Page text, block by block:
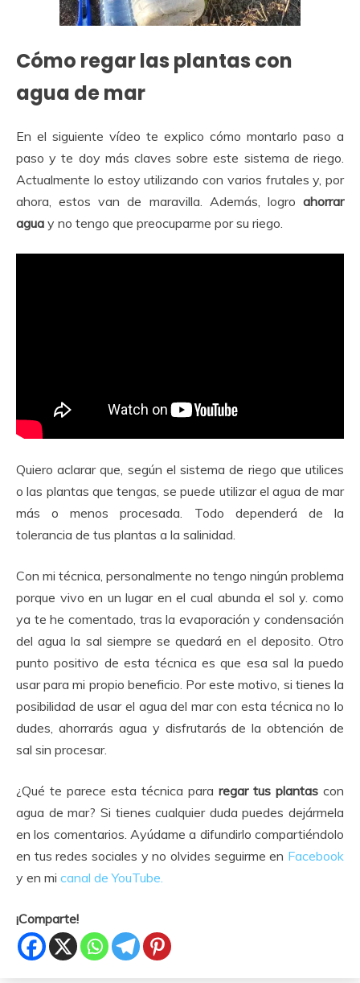
Cómo regar las plantas con
agua de mar
En el siguiente vídeo te explico cómo montarlo paso a
paso y te doy más claves sobre este sistema de riego.
Actualmente lo estoy utilizando con varios frutales y, por
ahora, estos van de maravilla. Además, logro ahorrar
agua y no tengo que preocuparme por su riego.
Quiero aclarar que, según el sistema de riego que utilices
o las plantas que tengas, se puede utilizar el agua de mar
más o menos procesada. Todo dependerá de la
tolerancia de tus plantas a la salinidad.
Con mi técnica, personalmente no tengo ningún problema
porque vivo en un lugar en el cual abunda el sol y. como
ya te he comentado, tras la evaporación y condensación
del agua la sal siempre se quedará en el deposito. Otro
punto positivo de esta técnica es que esa sal la puedo
usar para mi propio beneficio. Por este motivo, si tienes la
posibilidad de usar el agua del mar con esta técnica no lo
dudes, ahorrarás agua y disfrutarás de la obtención de
sal sin procesar.
¿Qué te parece esta técnica para regar tus plantas con
agua de mar? Si tienes cualquier duda puedes dejármela
en los comentarios. Ayúdame a difundirlo compartiéndolo
en tus redes sociales y no olvides seguirme en Facebook
y en mi canal de YouTube.
¡Comparte!